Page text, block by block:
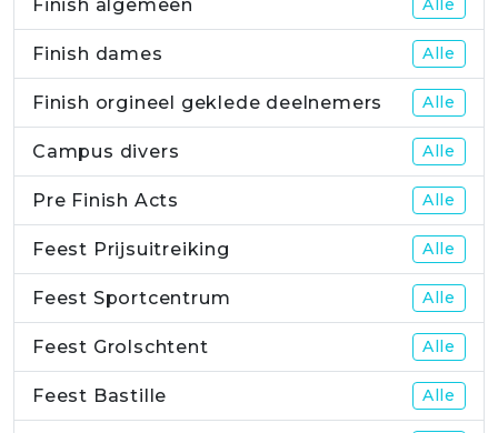
Finish algemeen Alle
Finish dames Alle
Finish orgineel geklede deelnemers Alle
Campus divers Alle
Pre Finish Acts Alle
Feest Prijsuitreiking Alle
Feest Sportcentrum Alle
Feest Grolschtent Alle
Feest Bastille Alle